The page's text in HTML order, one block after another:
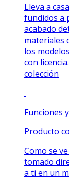
Lleva a
fundidos a
acabado
materiales
los
con
colección
Funciones
Producto
Como se
tomado
a ti en un